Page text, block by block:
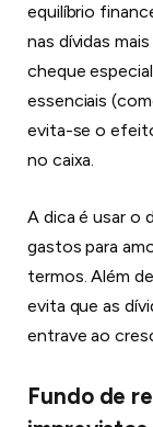
equilíbrio
nas dívidas
cheque
essenciais
evita-se o
no caixa.
A dica é usar o
gastos para
termos. Além
evita que as
entrave ao
Fundo de